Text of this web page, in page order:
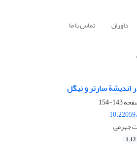
داوران تماس با ما
اندیشة‌ سارتر و نیگل
143-154
جهرمی